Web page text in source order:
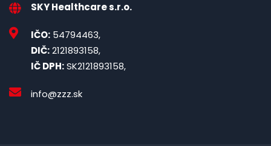
SKY Healthcare s.r.o.
IČO: 54794463,
DIČ:2121893158,
IČ DPH:SK2121893158,
info@zzz.sk